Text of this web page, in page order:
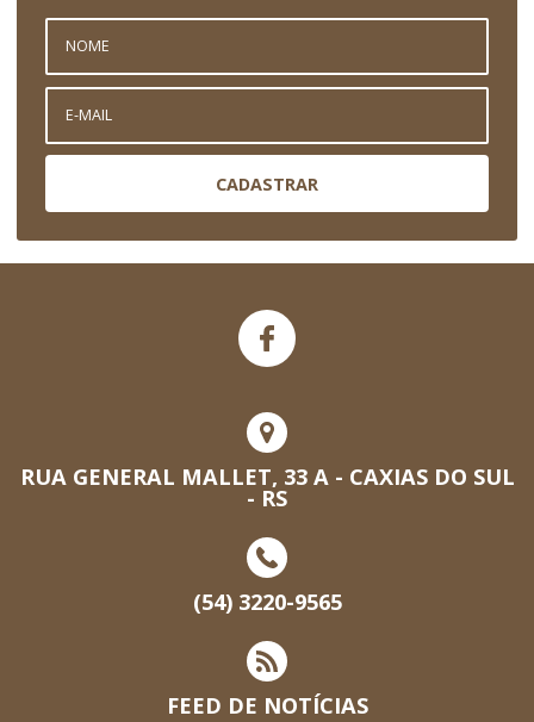
CADASTRAR
RUA GENERAL MALLET, 33 A - CAXIAS DO SUL
- RS
(54) 3220-9565
FEED DE NOTÍCIAS